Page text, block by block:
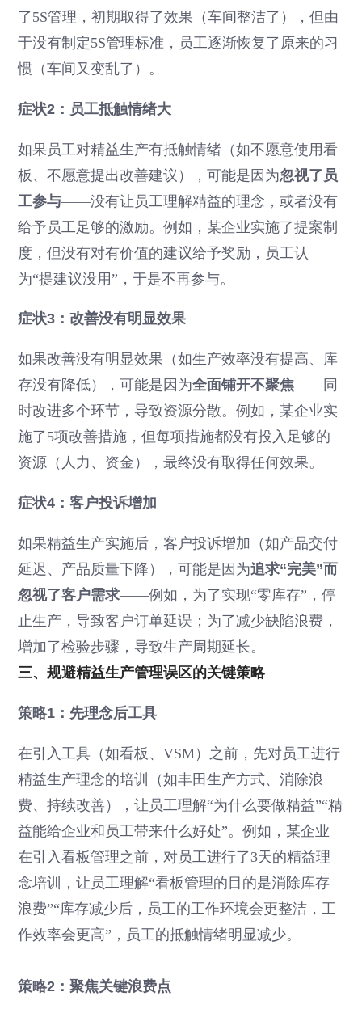
了5S管理，初期取得了效果（车间整洁了），但由
于没有制定5S管理标准，员工逐渐恢复了原来的习
惯（车间又变乱了）。
症状2：员工抵触情绪大
如果员工对精益生产有抵触情绪（如不愿意使用看
板、不愿意提出改善建议），可能是因为忽视了员
工参与——没有让员工理解精益的理念，或者没有
给予员工足够的激励。例如，某企业实施了提案制
度，但没有对有价值的建议给予奖励，员工认
为“提建议没用”，于是不再参与。
症状3：改善没有明显效果
如果改善没有明显效果（如生产效率没有提高、库
存没有降低），可能是因为全面铺开不聚焦——同
时改进多个环节，导致资源分散。例如，某企业实
施了5项改善措施，但每项措施都没有投入足够的
资源（人力、资金），最终没有取得任何效果。
症状4：客户投诉增加
如果精益生产实施后，客户投诉增加（如产品交付
延迟、产品质量下降），可能是因为追求“完美”而
忽视了客户需求——例如，为了实现“零库存”，停
止生产，导致客户订单延误；为了减少缺陷浪费，
增加了检验步骤，导致生产周期延长。
三、规避精益生产管理误区的关键策略
策略1：先理念后工具
在引入工具（如看板、VSM）之前，先对员工进行
精益生产理念的培训（如丰田生产方式、消除浪
费、持续改善），让员工理解“为什么要做精益”“精
益能给企业和员工带来什么好处”。例如，某企业
在引入看板管理之前，对员工进行了3天的精益理
念培训，让员工理解“看板管理的目的是消除库存
浪费”“库存减少后，员工的工作环境会更整洁，工
作效率会更高”，员工的抵触情绪明显减少。
策略2：聚焦关键浪费点